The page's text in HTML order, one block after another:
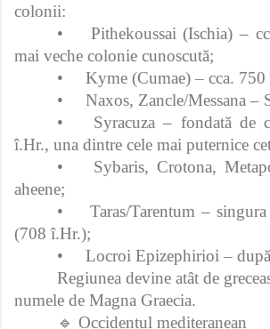
colonii:
•
Pithekoussai (Ischia) –
mai veche colonie cunoscută;
•
Kyme (Cumae) – cca.
•
Naxos, Zancle/Messana –
•
Syracuza – fondată de
î.Hr., una dintre cele mai puternice
•
Sybaris, Crotona,
aheene;
•
Taras/Tarentum –
(708 î.Hr.);
•
Locroi Epizephirioi –
Regiunea devine atât de
numele de Magna Graecia.
🔹 Occidentul mediteranean